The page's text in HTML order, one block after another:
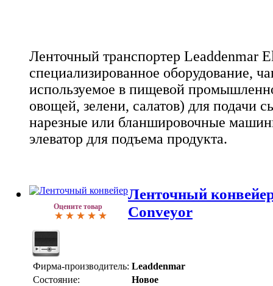
Ленточный транспортер Leaddenmar
специализированное оборудование,
используемое в пищевой
овощей, зелени, салатов) для подачи
нарезные или бланшировочные
элеватор для подъема продукта.
Оцените товар
Ленточный
Conveyor
Фирма-производитель: Leaddenmar
Состояние:
Новое